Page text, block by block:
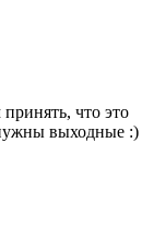
что это
выходные :)